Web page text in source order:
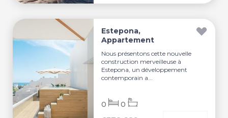
Estepona,
Appartement
Nous présentons cette nouvelle
construction merveilleuse à
Estepona, un développement
contemporain a...
0 0